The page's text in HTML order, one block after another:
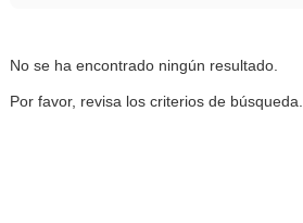
No se ha encontrado ningún resultado.
Por favor, revisa los criterios de búsqueda.